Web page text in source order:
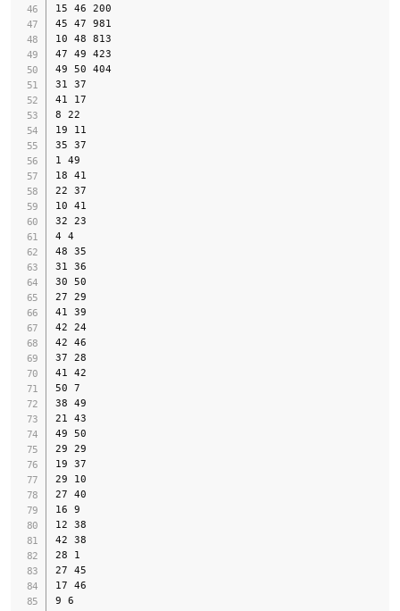
15 46 200
45 47 981
10 48 813
47 49 423
49 50 404
31 37
41 17
8 22
19 11
35 37
1 49
18 41
22 37
10 41
32 23
4 4
48 35
31 36
30 50
27 29
41 39
42 24
42 46
37 28
41 42
50 7
38 49
21 43
49 50
29 29
19 37
29 10
27 40
16 9
12 38
42 38
28 1
27 45
17 46
9 6